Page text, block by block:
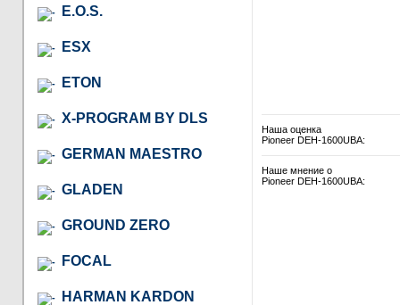
E.O.S.
ESX
ETON
X-PROGRAM BY DLS
GERMAN MAESTRO
GLADEN
GROUND ZERO
FOCAL
HARMAN KARDON
Наша оценка
Pioneer DEH-1600UBA:
Наше мнение о
Pioneer DEH-1600UBA: